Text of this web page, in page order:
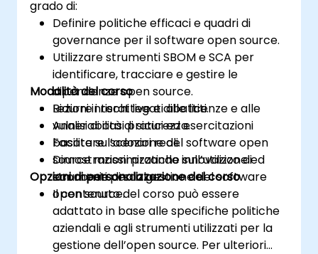
grado di:
Definire politiche efficaci e quadri di
governance per il software open source.
Utilizzare strumenti SBOM e SCA per
identificare, tracciare e gestire le
dipendenze open source.
Ridurre i rischi legati alle licenze e alle
vulnerabilità di sicurezza.
Facilitare l’adozione del software open
source massimizzando innovazione ed
economie di scala.
Modalità del corso
Lezioni interattive e dibattiti.
Analisi di casi pratici ed esercitazioni
basate su scenari reali.
Dimostrazioni pratiche sull’utilizzo di
strumenti per la gestione del software
open source.
Opzioni di personalizzazione del corso
Il contenuto del corso può essere
adattato in base alle specifiche politiche
aziendali e agli strumenti utilizzati per la
gestione dell’open source. Per ulteriori